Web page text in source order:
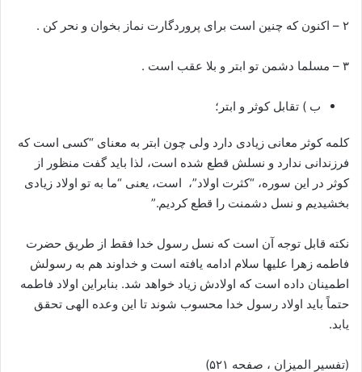
۲ – اكنون كه چنين است براى پروردگارت نماز بخوان و نحر كن .
۳ – مسلما دشمن تو ابتر و بلا عقب است .
ب ) تقابل کوثر و ابتر؛
کلمه کوثر معانی زیادی دارد ولی چون ابتر به معنای “کسی است که
فرزندانی ندارد و نسلش قطع شده است، لذا باید گفت منظور از
کوثر در این سوره، “کثرت اولاد”، است، یعنی “ما به تو اولاد زیادی
بخشیدیم و نسل دشمنت را قطع کردیم.”
نکته قابل توجه آن است که نسل رسول خدا فقط از طریق حضرت
فاطمه زهرا علیها سلام ادامه یافته است و خداوند هم به رسولش
اطمینان داده است که اولادش زیاد خواهد شد. بنابراین اولاد فاطمه
حتماً باید اولاد رسول خدا محسوب شوند تا این وعده الهی تحقق
یابد.
(تفسیر المیزان ، صفحه ۵۲۱)